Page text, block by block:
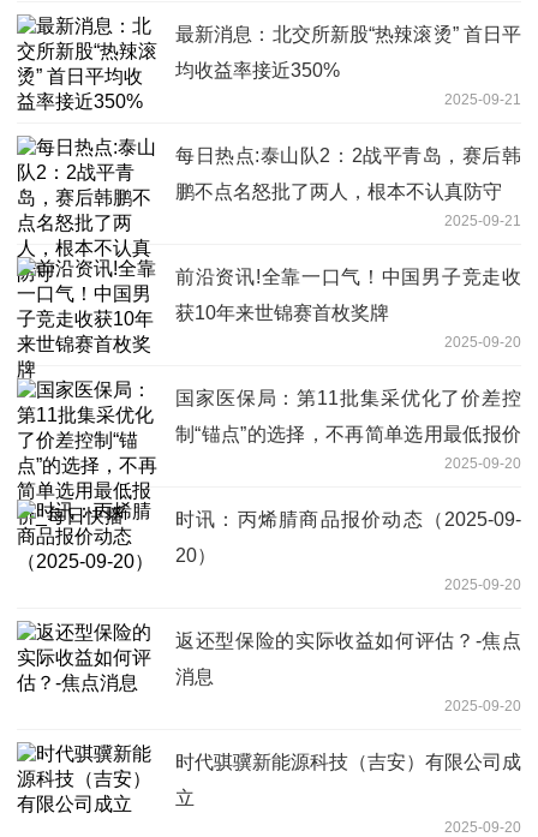
最新消息：北交所新股“热辣滚烫” 首日平
均收益率接近350%
2025-09-21
每日热点:泰山队2：2战平青岛，赛后韩
鹏不点名怒批了两人，根本不认真防守
2025-09-21
前沿资讯!全靠一口气！中国男子竞走收
获10年来世锦赛首枚奖牌
2025-09-20
国家医保局：第11批集采优化了价差控
制“锚点”的选择，不再简单选用最低报价
2025-09-20
时讯：丙烯腈商品报价动态（2025-09-
20）
2025-09-20
返还型保险的实际收益如何评估？-焦点
消息
2025-09-20
时代骐骥新能源科技（吉安）有限公司成
立
2025-09-20